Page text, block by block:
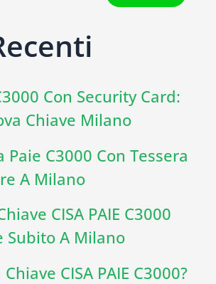
Con Security Card:
Chiave Milano
Paie C3000 Con Tessera
A Milano
CISA PAIE C3000
Subito A Milano
CISA PAIE C3000?